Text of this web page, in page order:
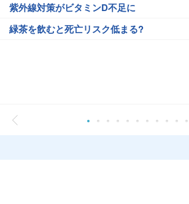
紫外線対策がビタミンD不足に
緑茶を飲むと死亡リスク低まる?